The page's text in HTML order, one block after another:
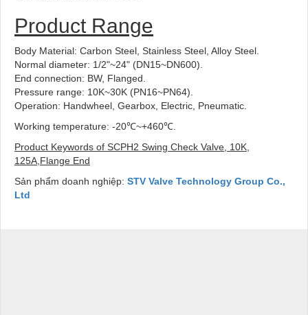
Product Range
Body Material: Carbon Steel, Stainless Steel, Alloy Steel.
Normal diameter: 1/2"~24" (DN15~DN600).
End connection: BW, Flanged.
Pressure range: 10K~30K (PN16~PN64).
Operation: Handwheel, Gearbox, Electric, Pneumatic.
Working temperature: -20℃~+460℃.
Product Keywords of SCPH2 Swing Check Valve, 10K,
125A,Flange End
Sản phẩm doanh nghiệp: STV Valve Technology Group Co.,
Ltd